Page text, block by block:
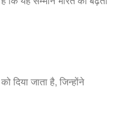
दिया जाता है, जिन्होंने